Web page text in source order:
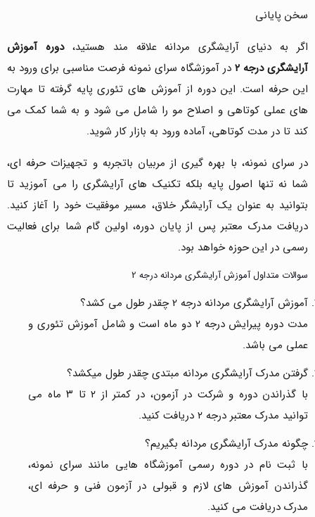
سخن پایانی
اگر به دنیای آرایشگری مردانه علاقه مند هستید،دوره آموزش
آرایشگری درجه ۲ در آموزشگاه سرای نمونه فرصت مناسبی برای ورود به
این حرفه است. این دوره از آموزش های تئوری پایه گرفته تا مهارت
های عملی کوتاهی و اصلاح مو را شامل می شود و به شما کمک می
کند تا در مدت کوتاهی، آماده ورود به بازار کار شوید.
در سرای نمونه، با بهره گیری از مربیان باتجربه و تجهیزات حرفه ای،
شما نه تنها اصول پایه بلکه تکنیک های آرایشگری را می آموزید تا
بتوانید به عنوان یک آرایشگر خلاق، مسیر موفقیت خود را آغاز کنید.
دریافت مدرک معتبر پس از پایان دوره، اولین گام شما برای فعالیت
رسمی در این حوزه خواهد بود.
سوالات متداول آموزش آرایشگری مردانه درجه 2
آموزش آرایشگری مردانه درجه 2 چقدر طول می کشد؟
مدت دوره پیرایش درجه 2 دو ماه است و شامل آموزش تئوری و
عملی می باشد.
گرفتن مدرک آرایشگری مردانه مبتدی چقدر طول میکشد؟
با گذراندن دوره و شرکت در آزمون، در کمتر از ۲ تا ۳ ماه می
توانید مدرک معتبر درجه ۲ دریافت کنید.
چگونه مدرک آرایشگری مردانه بگیریم؟
با ثبت نام در دوره رسمی آموزشگاه هایی مانند سرای نمونه،
گذراندن آموزش های لازم و قبولی در آزمون فنی و حرفه ای،
مدرک دریافت می کنید.